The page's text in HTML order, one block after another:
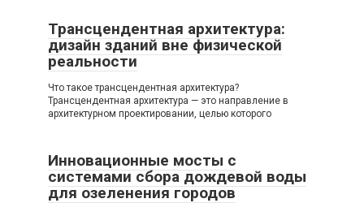
Трансцендентная архитектура:
дизайн зданий вне физической
реальности
Что такое трансцендентная архитектура?
Трансцендентная архитектура — это направление в
архитектурном проектировании, целью которого
Инновационные мосты с
системами сбора дождевой воды
для озеленения городов